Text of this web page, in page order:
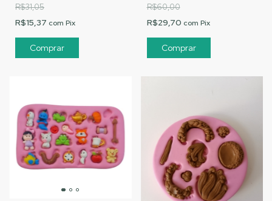
R$31,05
R$15,37 com Pix
R$60,00
R$29,70 com Pix